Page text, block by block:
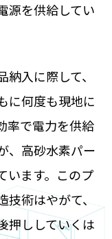
源を供給してい
入に際して、
に何度も現地に
率で電力を供給
、高砂水素パー
います。このプ
技術はやがて、
押ししていくは